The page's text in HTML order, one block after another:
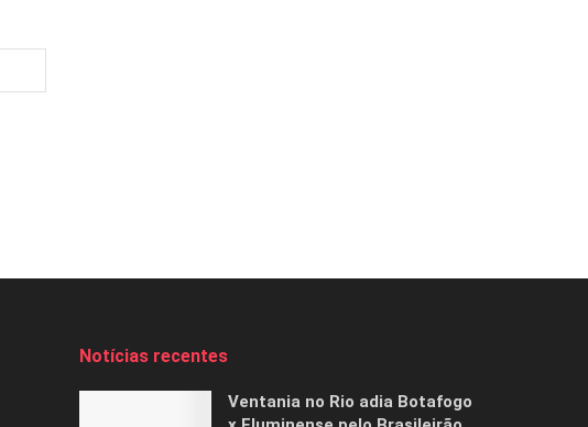
Notícias recentes
Ventania no Rio adia Botafogo